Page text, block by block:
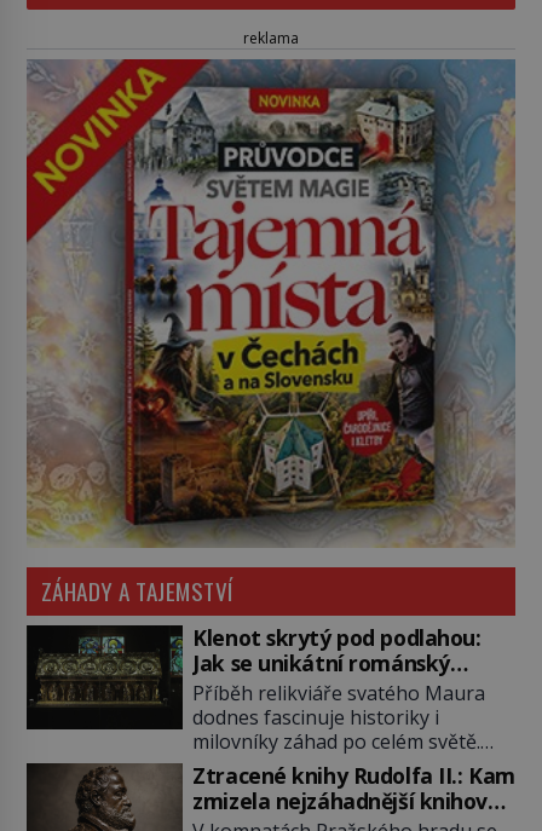
reklama
ZÁHADY A TAJEMSTVÍ
Klenot skrytý pod podlahou:
Jak se unikátní románský
poklad dostal do zapadlého
Bečova?
Příběh relikviáře svatého Maura
dodnes fascinuje historiky i
milovníky záhad po celém světě.
Tato románská zlatnická památka
ze 13. století je po českých
korunovačních klenotech druhým
Ztracené knihy Rudolfa II.: Kam
zmizela nejzáhadnější knihovna